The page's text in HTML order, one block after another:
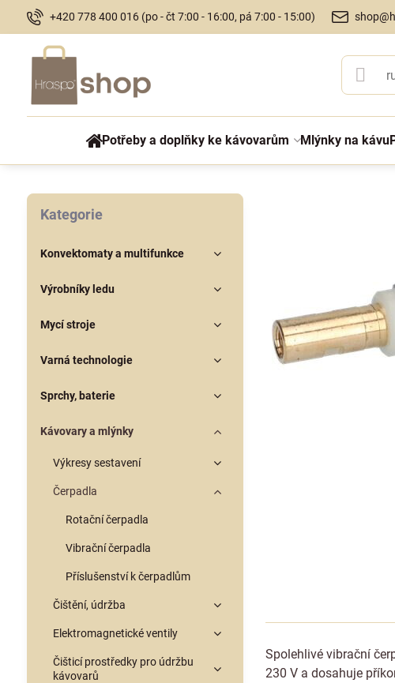
+420 778 400 016 (po - čt 7:00 - 16:00, pá 7:00 - 15:00)
Potřeby a doplňky ke kávovarům Mlýnky na kávu
Spolehlivé vibrační
230 V a dosahuje
Kategorie
Konvektomaty a multifunkce
Výrobníky ledu
Mycí stroje
Varná technologie
Sprchy, baterie
Kávovary a mlýnky
Výkresy sestavení
Čerpadla
Rotační čerpadla
Vibrační čerpadla
Příslušenství k čerpadlům
Čištění, údržba
Elektromagnetické ventily
Čišticí prostředky pro údržbu
kávovarů